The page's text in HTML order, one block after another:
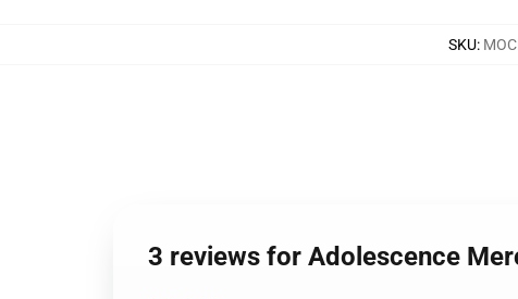
SKU:
3 reviews for Adolescence